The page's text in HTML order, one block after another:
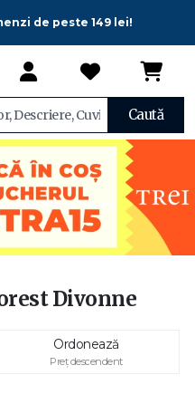
de peste 149 lei!
Caută
Divonne
Ordonează
Preț descendent